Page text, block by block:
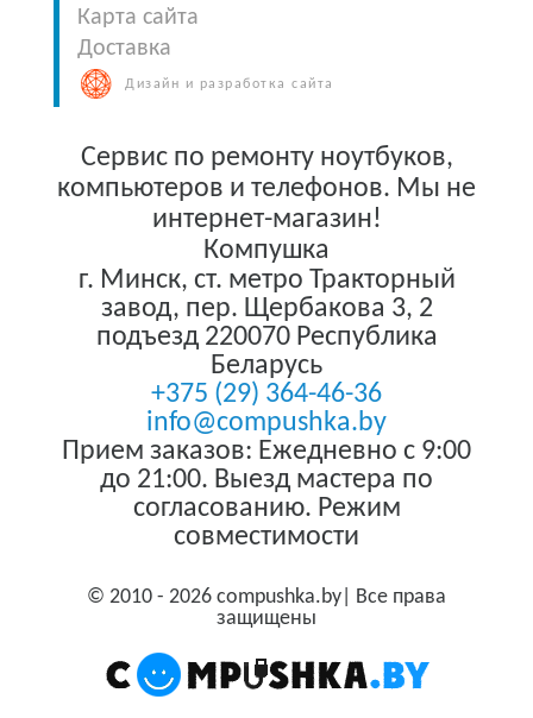
Карта сайта
Доставка
Дизайн и разработка сайта
Сервис по ремонту ноутбуков,
компьютеров и телефонов. Мы не
интернет-магазин!
Компушка
г. Минск, ст. метро Тракторный
завод, пер. Щербакова 3, 2
подъезд 220070 Республика
Беларусь
+375 (29) 364-46-36
info@compushka.by
Прием заказов: Ежедневно с 9:00
до 21:00. Выезд мастера по
согласованию. Режим
совместимости
© 2010 - 2026 compushka.by| Все права
защищены